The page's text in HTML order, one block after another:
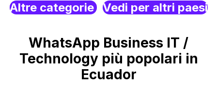
Altre categorie Vedi per altri paesi
WhatsApp Business IT /
Technology più popolari in
Ecuador